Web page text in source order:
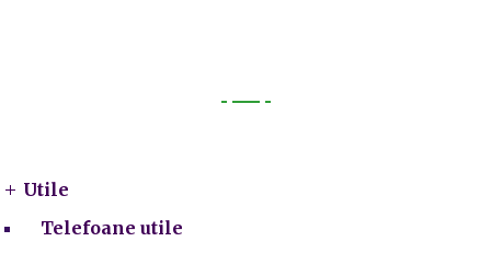
Utile
Telefoane utile